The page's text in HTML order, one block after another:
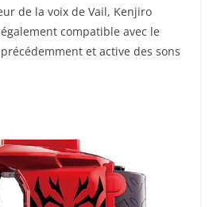
de la voix de Vail, Kenjiro
compatible avec le
et active des sons